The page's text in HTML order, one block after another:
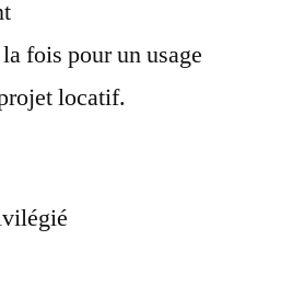
fois pour un usage
locatif.